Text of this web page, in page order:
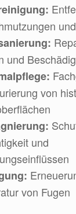
und
von
und
von Fugen